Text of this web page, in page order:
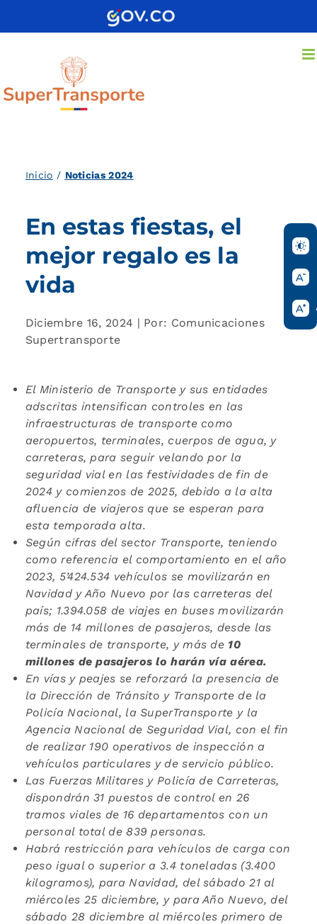
Inicio / Noticias 2024
En estas fiestas, el
mejor regalo es la
vida
Diciembre 16, 2024 | Por: Comunicaciones
Supertransporte
El Ministerio de Transporte y sus entidades
adscritas intensifican controles en las
infraestructuras de transporte como
aeropuertos, terminales, cuerpos de agua, y
carreteras, para seguir velando por la
seguridad vial en las festividades de fin de
2024 y comienzos de 2025, debido a la alta
afluencia de viajeros que se esperan para
esta temporada alta.
Según cifras del sector Transporte, teniendo
como referencia el comportamiento en el año
2023, 5’424.534 vehículos se movilizarán en
Navidad y Año Nuevo por las carreteras del
país; 1.394.058 de viajes en buses movilizarán
más de 14 millones de pasajeros, desde las
terminales de transporte, y más de 10
millones de pasajeros lo harán vía aérea.
En vías y peajes se reforzará la presencia de
la Dirección de Tránsito y Transporte de la
Policía Nacional, la SuperTransporte y la
Agencia Nacional de Seguridad Vial, con el fin
de realizar 190 operativos de inspección a
vehículos particulares y de servicio público.
Las Fuerzas Militares y Policía de Carreteras,
dispondrán 31 puestos de control en 26
tramos viales de 16 departamentos con un
personal total de 839 personas.
Habrá restricción para vehículos de carga con
peso igual o superior a 3.4 toneladas (3.400
kilogramos), para Navidad, del sábado 21 al
miércoles 25 diciembre, y para Año Nuevo, del
sábado 28 diciembre al miércoles primero de